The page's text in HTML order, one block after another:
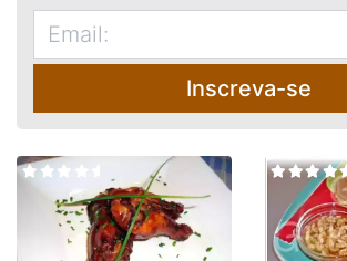
Inscreva-se